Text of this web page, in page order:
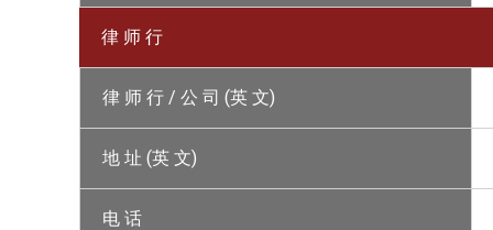
律 师 行
律 师 行 / 公 司 (英 文)
地 址 (英 文)
电 话